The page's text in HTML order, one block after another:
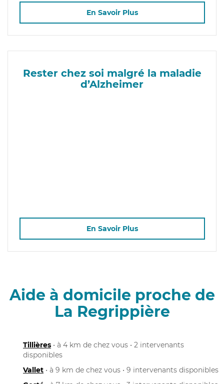
En Savoir Plus
Rester chez soi malgré la maladie
d’Alzheimer
En Savoir Plus
Aide à domicile proche de
La Regrippière
Tillières • à 4 km de chez vous • 2 intervenants
disponibles
Vallet • à 9 km de chez vous • 9 intervenants disponibles